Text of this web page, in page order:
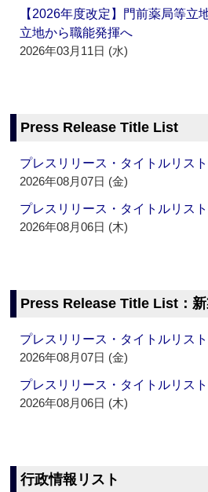
【2026年度改定】門前薬局等立
立地から職能発揮へ
2026年03月11日 (水)
Press Release Title List
プレスリリース・タイトルリス
2026年08月07日 (金)
プレスリリース・タイトルリス
2026年08月06日 (木)
Press Release Title List：
プレスリリース・タイトルリス
2026年08月07日 (金)
プレスリリース・タイトルリス
2026年08月06日 (木)
行政情報リスト